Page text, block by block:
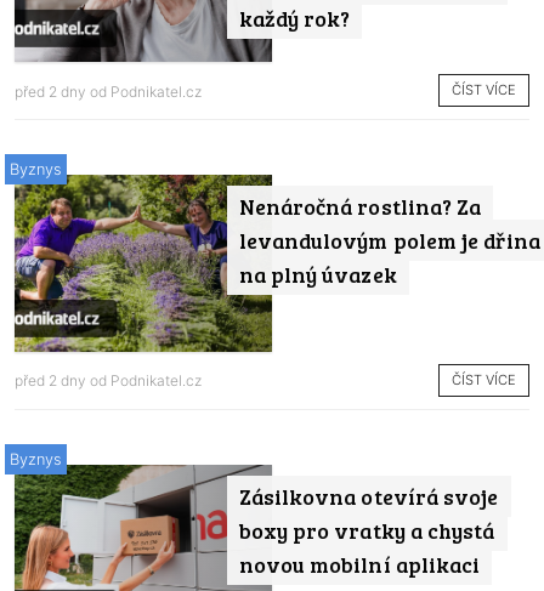
každý rok?
před 2 dny od Podnikatel.cz ČÍST VÍCE
Nenáročná rostlina? Za
levandulovým polem je dřina
na plný úvazek
Byznys
před 2 dny od Podnikatel.cz ČÍST VÍCE
Zásilkovna otevírá svoje
boxy pro vratky a chystá
novou mobilní aplikaci
Byznys